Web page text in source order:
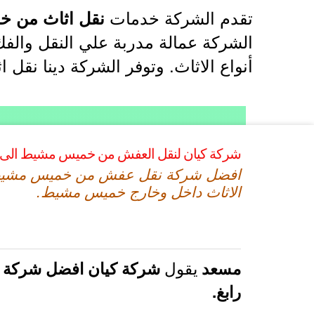
تقدم الشركة خدمات نقل اثاث من
الشركة عمالة مدربة علي النقل
أنواع الاثاث. وتوفر الشركة دينا
شركة كيان لنقل العفش من خميس مشيط الى
افضل شركة نقل عفش من خميس مشيط
الاثاث داخل وخارج خميس مشيط.
مسعد يقولشركة كيان افضل
رابغ.